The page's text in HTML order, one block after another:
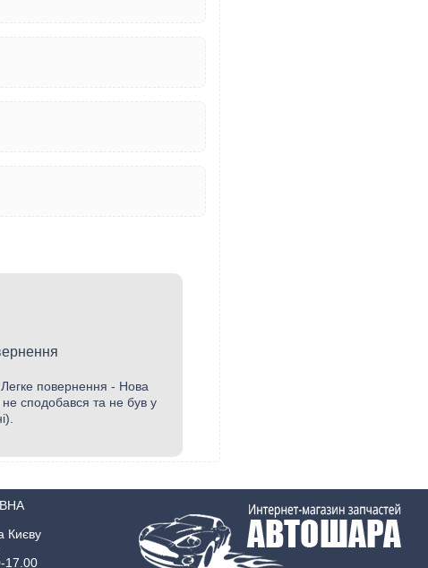
повернення - Нова
сподобався та не був у
Києву
17.00